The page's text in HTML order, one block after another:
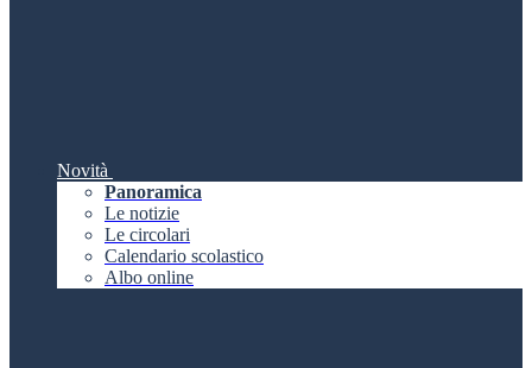
Novità
Panoramica
Le notizie
Le circolari
Calendario scolastico
Albo online